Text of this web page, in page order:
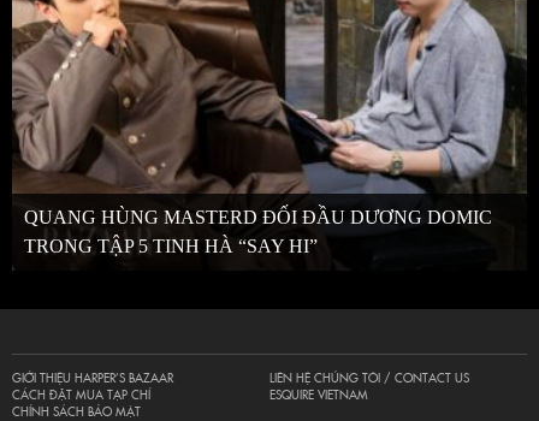
QUANG HÙNG MASTERD ĐỐI ĐẦU DƯƠNG DOMIC
TRONG TẬP 5 TINH HÀ “SAY HI”
GIỚI THIỆU HARPER’S BAZAAR
CÁCH ĐẶT MUA TẠP CHÍ
CHÍNH SÁCH BẢO MẬT
LIÊN HỆ CHÚNG TÔI / CONTACT US
ESQUIRE VIETNAM